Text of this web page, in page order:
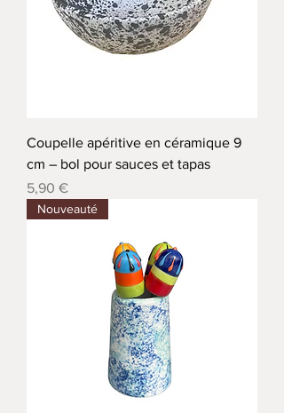
Coupelle apéritive en céramique 9
cm – bol pour sauces et tapas
Precio
5,90 €
Nouveauté